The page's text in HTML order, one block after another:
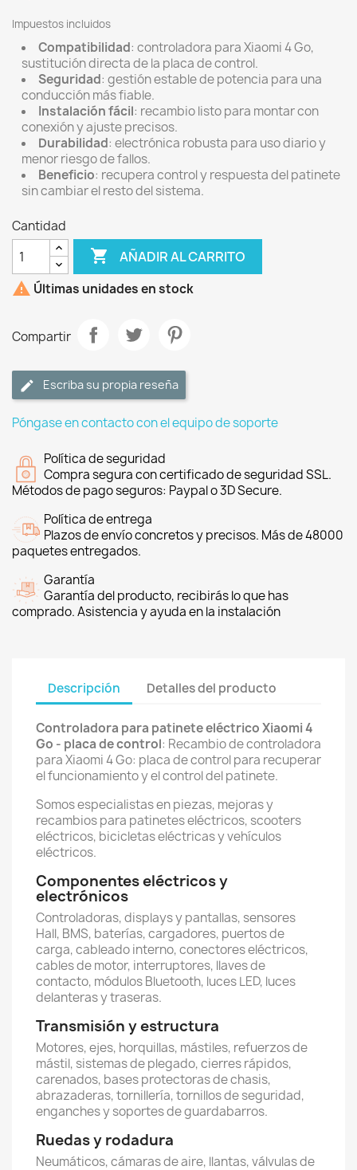
Impuestos incluidos
Compatibilidad: controladora para Xiaomi 4 Go,
sustitución directa de la placa de control.
Seguridad: gestión estable de potencia para una
conducción más fiable.
Instalación fácil: recambio listo para montar con
conexión y ajuste precisos.
Durabilidad: electrónica robusta para uso diario y
menor riesgo de fallos.
Beneficio: recupera control y respuesta del patinete
sin cambiar el resto del sistema.
Cantidad
 AÑADIR AL CARRITO
 Últimas unidades en stock
Compartir
Escriba su propia reseña
Póngase en contacto con el equipo de soporte
Política de seguridad
Compra segura con certificado de seguridad SSL.
Métodos de pago seguros: Paypal o 3D Secure.
Política de entrega
Plazos de envío concretos y precisos. Más de 48000
paquetes entregados.
Garantía
Garantía del producto, recibirás lo que has
comprado. Asistencia y ayuda en la instalación
Descripción Detalles del producto
Controladora para patinete eléctrico Xiaomi 4
Go - placa de control: Recambio de controladora
para Xiaomi 4 Go: placa de control para recuperar
el funcionamiento y el control del patinete.
Somos especialistas en piezas, mejoras y
recambios para patinetes eléctricos, scooters
eléctricos, bicicletas eléctricas y vehículos
eléctricos.
Componentes eléctricos y
electrónicos
Controladoras, displays y pantallas, sensores
Hall, BMS, baterías, cargadores, puertos de
carga, cableado interno, conectores eléctricos,
cables de motor, interruptores, llaves de
contacto, módulos Bluetooth, luces LED, luces
delanteras y traseras.
Transmisión y estructura
Motores, ejes, horquillas, mástiles, refuerzos de
mástil, sistemas de plegado, cierres rápidos,
carenados, bases protectoras de chasis,
abrazaderas, tornillería, tornillos de seguridad,
enganches y soportes de guardabarros.
Ruedas y rodadura
Neumáticos, cámaras de aire, llantas, válvulas de